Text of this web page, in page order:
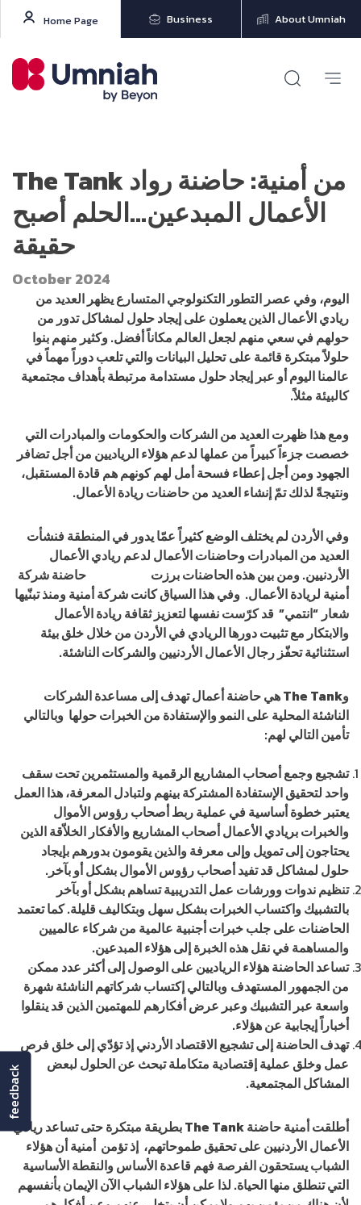
Home Page Business About Umniah
The Tank من أمنية: حاضنة رواد
الأعمال المبدعين…الحلم أصبح
حقيقة
October 2024
اليوم، وفي عصر التطور التكنولوجي المتسارع يظهر العديد من
ريادي الأعمال الذين يعملون على إيجاد حلول لمشاكل تدور من
حولهم في سعي منهم لجعل العالم مكاناً أفضل. وكثير منهم بنوا
حلولاً مبتكرة قائمة على تحليل البيانات والتي تلعب دوراً مهماً في
عالمنا اليوم أو عبر إيجاد حلول مستدامة مرتبطة بأهداف مجتمعية
كالبيئة مثلاً.
ومع هذا ظهرت العديد من الشركات والحكومات والمبادرات التي
خصصت جزءاً كبيراً من عملها لدعم هؤلاء الرياديين من أجل تضافر
الجهود ومن أجل إعطاء فسحة أمل لهم كونهم هم قادة المستقبل،
ونتيجةً لذلك تمّ إنشاء العديد من حاضنات ريادة الأعمال.
وفي الأردن لم يختلف الوضع كثيراً عمّا يدور في المنطقة فنشأت
العديد من المبادرات وحاضنات الأعمال لدعم ريادي الأعمال
الأردنيين. ومن بين هذه الحاضنات برزت
حاضنة شركة
أمنية لريادة الأعمال. وفي هذا السياق كانت شركة أمنية ومنذ تبنّيها
شعار “انتمي” قد كرّست نفسها لتعزيز ثقافة ريادة الأعمال
والابتكار مع تثبيت دورها الريادي في الأردن من خلال خلق بيئة
استثنائية تحفّز رجال الأعمال الأردنيين والشركات الناشئة.
وThe Tankهي حاضنة أعمال تهدف إلى مساعدة الشركات
الناشئة المحلية على النمو والإستفادة من الخبرات حولها وبالتالي
تأمين التالي لهم:
تشجيع وجمع أصحاب المشاريع الرقمية والمستثمرين تحت سقف
واحد لتحقيق الإستفادة المشتركة بينهم ولتبادل المعرفة، هذا العمل
يعتبر خطوة أساسية في عملية ربط أصحاب رؤوس الأموال
والخبرات بريادي الأعمال أصحاب المشاريع والأفكار الخلاّقة الذين
يحتاجون إلى تمويل وإلى معرفة والذين يقومون بدورهم بإيجاد
حلول لمشاكل قد تفيد أصحاب رؤوس الأموال بشكل أو بآخر.
تنظيم ندوات وورشات عمل التدريبية تساهم بشكل أو بآخر
بالتشبيك واكتساب الخبرات بشكل سهل وبتكاليف قليلة. كما تعتمد
الحاضنات على جلب خبرات أجنبية عالمية من شركاء عالميين
والمساهمة في نقل هذه الخبرة إلى هؤلاء المبدعين.
تساعد الحاضنة هؤلاء الرياديين على الوصول إلى أكثر عدد ممكن
من الجمهور المستهدف وبالتالي إكتساب شركاتهم الناشئة شهرة
واسعة عبر التشبيك وعبر عرض أفكارهم للمهتمين الذين قد ينقلوا
أخباراً إيجابية عن هؤلاء.
تهدف الحاضنة إلى تشجيع الاقتصاد الأردني إذ تؤدّي إلى خلق فرص
عمل وخلق عملية إقتصادية متكاملة تبحث عن الحلول لبعض
المشاكل المجتمعية.
أطلقت أمنية حاضنةThe Tankبطريقة مبتكرة حتى تساعد ريادي
الأعمال الأردنيين على تحقيق طموحاتهم، إذ تؤمن أمنية أن هؤلاء
الشباب يستحقون الفرصة فهم قاعدة الأساس والنقطة الأساسية
التي تنطلق منها الحياة. لذا على هؤلاء الشباب الآن الإيمان بأنفسهم
feedback